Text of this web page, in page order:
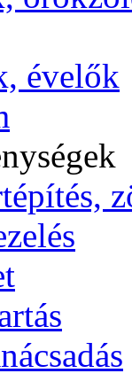
évelők